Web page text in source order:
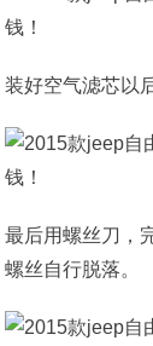
装好空气滤芯以
最后用螺丝刀，
螺丝自行脱落。